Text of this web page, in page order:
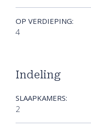
OP VERDIEPING:
4
Indeling
SLAAPKAMERS:
2